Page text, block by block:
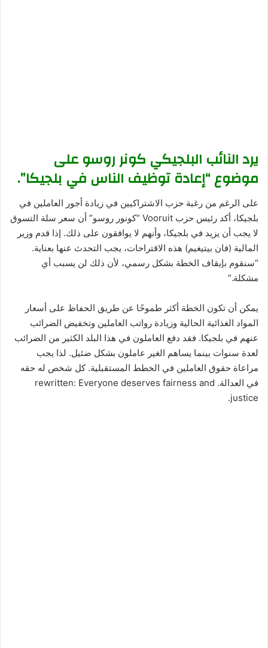
يرد النائب البلجيكي كونر روسو على
موضوع “إعادة توظيف الناس في بلجيكا”.
على الرغم من رغبة حزب الاشتراكيين في زيادة أجور العاملين في
بلجيكا، أكد رئيس حزب Vooruit “كونور روسو” أن سعر سلة التسوق
لا يجب أن يزيد في بلجيكا، وأنهم لا يوافقون على ذلك. إذا قدم وزير
المالية (فان بيتيغيم) هذه الاقتراحات، يجب التحدث عنها بعناية.
“سنقوم بإيقاف الخطة بشكل رسمي، لأن ذلك لن يسبب أي
مشكلة.”
يمكن أن تكون الخطة أكثر طموحًا عن طريق الحفاظ على أسعار
المواد الغذائية الحالية وزيادة رواتب العاملين وتخفيض الضرائب
عنهم في بلجيكا. فقد دفع العاملون في هذا البلد الكثير من الضرائب
لعدة سنوات بينما يساهم الغير عاملون بشكل ضئيل. لذا يجب
مراعاة حقوق العاملين في الخطط المستقبلية. كل شخص له حقه
في العدالة. rewritten: Everyone deserves fairness and
justice.